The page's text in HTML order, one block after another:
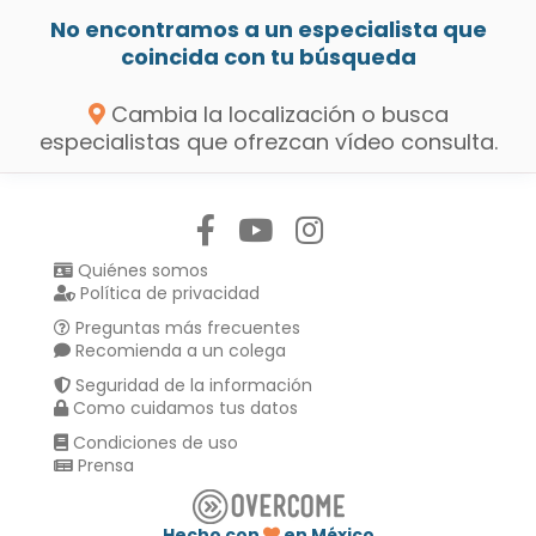
No encontramos a un especialista que
coincida con tu búsqueda
Cambia la localización o busca
especialistas que ofrezcan vídeo consulta.
Quiénes somos
Política de privacidad
Preguntas más frecuentes
Recomienda a un colega
Seguridad de la información
Como cuidamos tus datos
Condiciones de uso
Prensa